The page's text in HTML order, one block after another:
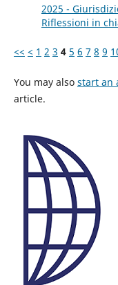
2025 -
Riflessioni in
<< < 1 2 3 4 5 6 7 8 9
You may also start an
article.